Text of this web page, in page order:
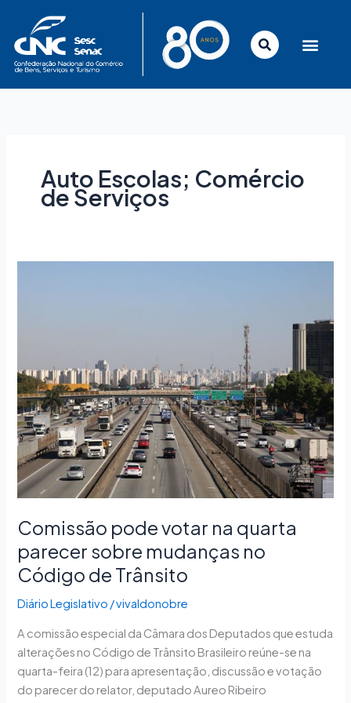
conteúdo
Auto Escolas; Comércio
de Serviços
Comissão pode votar na quarta
parecer sobre mudanças no
Código de Trânsito
Diário Legislativo /vivaldonobre
A comissão especial da Câmara dos Deputados que estuda
alterações no Código de Trânsito Brasileiro reúne-se na
quarta-feira (12) para apresentação, discussão e votação
do parecer do relator, deputado Aureo Ribeiro
parecer
sobre
mudanças
no
Código
de
Trânsito